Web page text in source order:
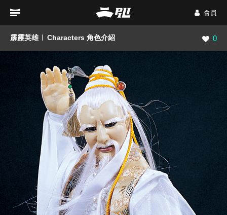
會員
霹靂英雄 Characters 角色介紹 瀏覽
0